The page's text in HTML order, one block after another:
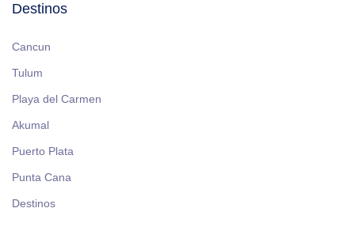
Destinos
Cancun
Tulum
Playa del Carmen
Akumal
Puerto Plata
Punta Cana
Destinos